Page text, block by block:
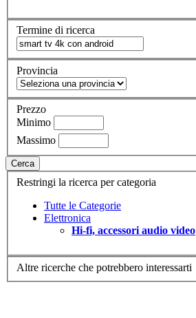
Termine di ricerca
Provincia
Prezzo
Minimo
Massimo
Cerca
Restringi la ricerca per categoria
Tutte le Categorie
Elettronica
Hi-fi, accessori audio video
Altre ricerche che potrebbero interessarti